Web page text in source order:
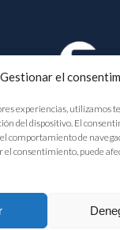
Gestionar el
experiencias, utilizamos
del dispositivo. El
comportamiento de
el consentimiento, puede